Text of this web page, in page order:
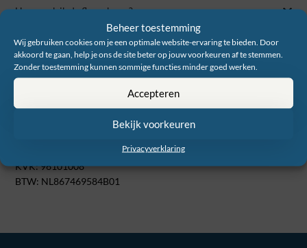
Beheer toestemming
Wij gebruiken cookies om je een optimale website-ervaring te bieden. Door
akkoord te gaan, help je ons de site beter op jouw voorkeuren af te stemmen.
Zonder toestemming kunnen sommige functies minder goed werken.
Accepteren
Bekijk voorkeuren
Privacyverklaring
Hoe maak ik de fles schoon?
Hoe bewaar ik het filter tussen periodes van gebruik?
Water-to-Go Benelux
E. T. à Thuessinklaan 10
KVK: 96101008
BTW: NL867469584B01